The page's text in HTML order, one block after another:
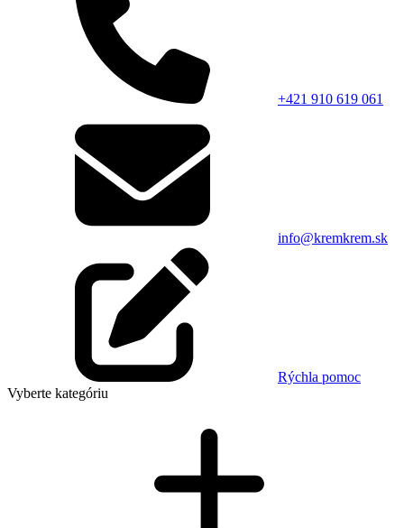
+421 910 619 061
info@kremkrem.sk
Rýchla pomoc
Vyberte kategóriu